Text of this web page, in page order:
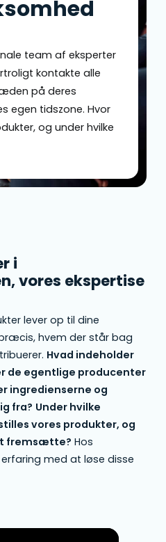
team af eksperter
kontakte alle
på deres
egen tidszone. Hvor
og under hvilke
i
vores ekspertise
lever op til dine
hvem der står bag
Hvad indeholder
de egentlige producenter
ingredienserne og
fra? Under hvilke
vores produkter, og
fremsætte? Hos
med at løse disse